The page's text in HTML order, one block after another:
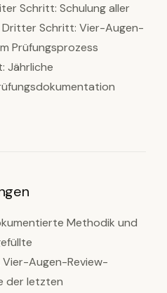
Schritt: Schulung aller
Schritt: Vier-Augen-
Prüfungsprozess
Jährliche
Methodik und
Augen-Review-
der letzten